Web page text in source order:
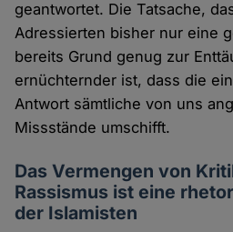
geantwortet. Die Tatsache,
Adressierten bisher nur eine
bereits Grund genug zur
ernüchternder ist, dass die
Antwort sämtliche von uns
Missstände umschifft.
Das Vermengen von
Rassismus ist eine
der Islamisten